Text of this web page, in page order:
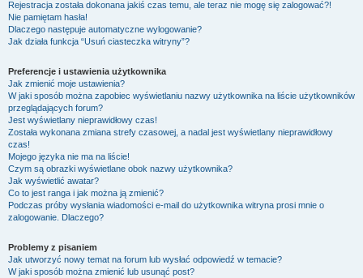
Rejestracja została dokonana jakiś czas temu, ale teraz nie mogę się zalogować?!
Nie pamiętam hasła!
Dlaczego następuje automatyczne wylogowanie?
Jak działa funkcja “Usuń ciasteczka witryny”?
Preferencje i ustawienia użytkownika
Jak zmienić moje ustawienia?
W jaki sposób można zapobiec wyświetlaniu nazwy użytkownika na liście użytkowników
przeglądających forum?
Jest wyświetlany nieprawidłowy czas!
Została wykonana zmiana strefy czasowej, a nadal jest wyświetlany nieprawidłowy
czas!
Mojego języka nie ma na liście!
Czym są obrazki wyświetlane obok nazwy użytkownika?
Jak wyświetlić awatar?
Co to jest ranga i jak można ją zmienić?
Podczas próby wysłania wiadomości e-mail do użytkownika witryna prosi mnie o
zalogowanie. Dlaczego?
Problemy z pisaniem
Jak utworzyć nowy temat na forum lub wysłać odpowiedź w temacie?
W jaki sposób można zmienić lub usunąć post?